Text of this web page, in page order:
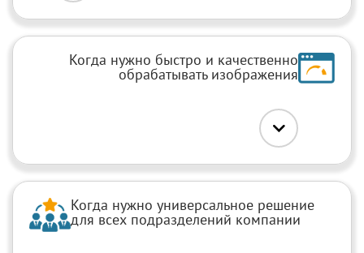
Когда нужно быстро и качественно
обрабатывать изображения
Когда нужно универсальное решение
для всех подразделений компании